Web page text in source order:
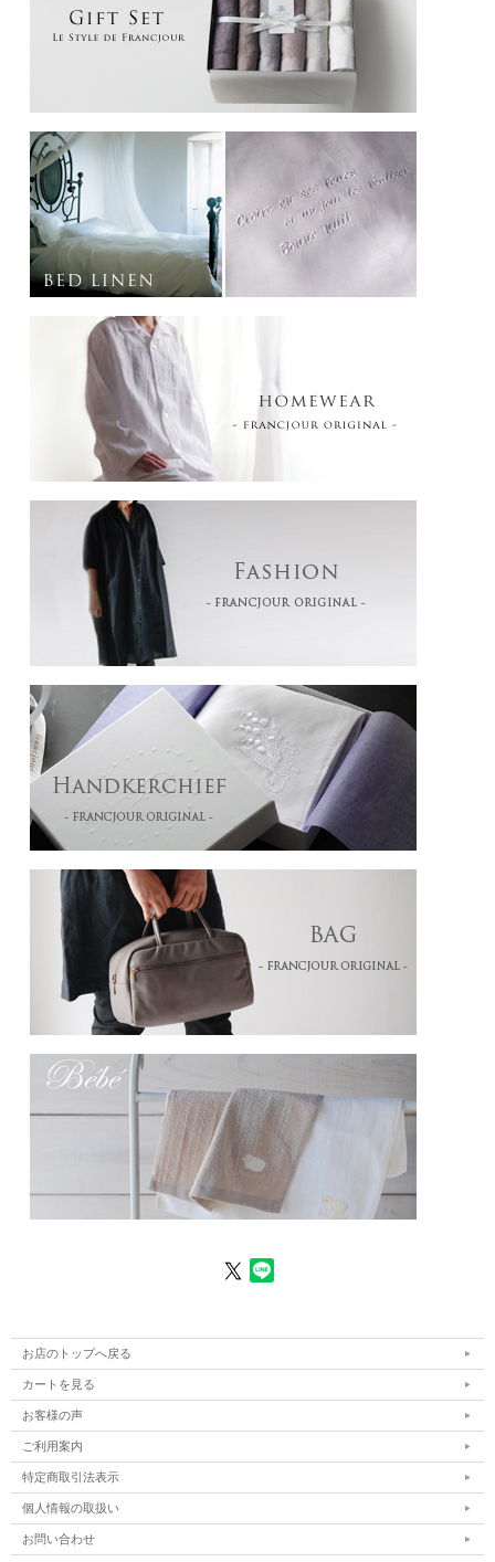
※この商品の1枚入ギフトセットはこちら
お店のトップへ戻る
カートを見る
お客様の声
ご利用案内
特定商取引法表示
個人情報の取扱い
お問い合わせ